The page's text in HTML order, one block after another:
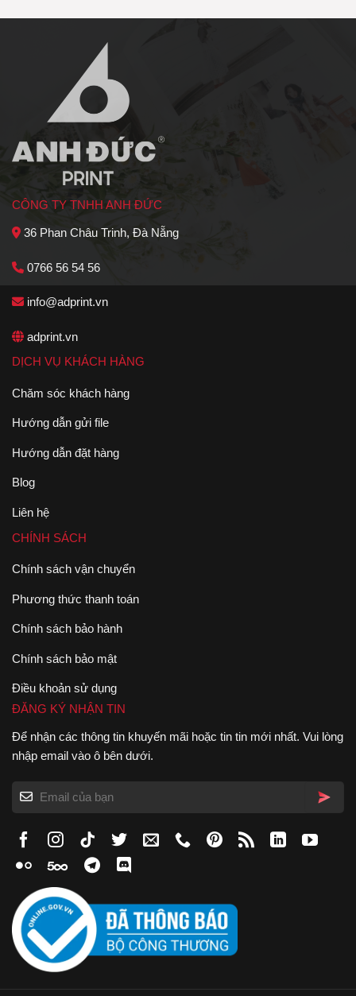
CÔNG TY TNHH ANH ĐỨC
36 Phan Châu Trinh, Đà Nẵng
0766 56 54 56
info@adprint.vn
adprint.vn
DỊCH VỤ KHÁCH HÀNG
Chăm sóc khách hàng
Hướng dẫn gửi file
Hướng dẫn đặt hàng
Blog
Liên hệ
CHÍNH SÁCH
Chính sách vận chuyển
Phương thức thanh toán
Chính sách bảo hành
Chính sách bảo mật
Điều khoản sử dụng
ĐĂNG KÝ NHẬN TIN
Để nhận các thông tin khuyến mãi hoặc tin tin mới nhất. Vui lòng
nhập email vào ô bên dưới.